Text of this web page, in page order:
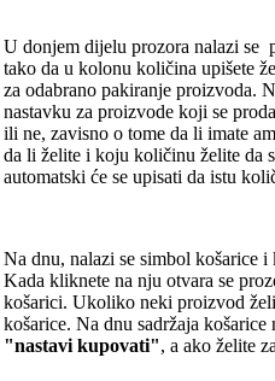
U donjem dijelu prozora nalazi se
tako da u kolonu količina upišete
za odabrano pakiranje proizvoda.
nastavku za proizvode koji se
ili ne, zavisno o tome da li imate
da li želite i koju količinu želite da
automatski će se upisati da istu
Na dnu, nalazi se simbol košarice
Kada kliknete na nju otvara se
košarici. Ukoliko neki proizvod
košarice. Na dnu sadržaja
"nastavi kupovati", a ako želite